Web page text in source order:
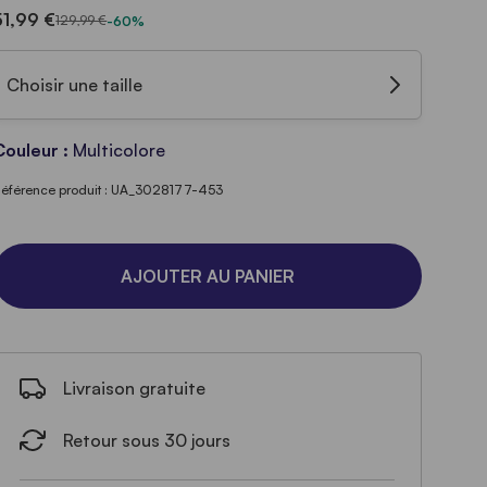
€129,99 €-60%
Choisir une taille
: Multicolore
produit : UA_3028177-453
AJOUTER AU PANIER
Livraison gratuite
Retour sous 30 jours